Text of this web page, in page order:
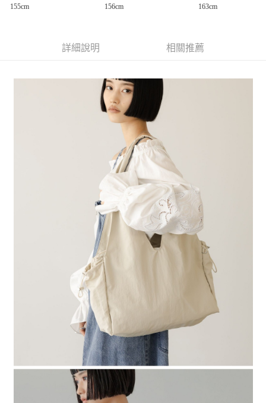
2.付款方式選擇「大哥付你分期」，訂單成立後會自動跳轉到大哥付的交易
3.實際核准額度、可分期數及費用金額請依後續交易確認頁面所載為準。
4.訂單成立30分鐘內，如未前往確認交易或遇審核未通過，訂單將自動取
1.分期款項不併入電信帳單，「大哥付你分期」於每月結算日後寄送繳費提
2.透過簡訊連結打開帳單後，可選擇「超商條碼／台灣大直營門市／銀行轉
帳／街口支付／iPASS MONEY」等通路繳費。
1.本服務係由「台灣大哥大股份有限公司」（以下簡稱本公司）所提供，讓
用戶於交易時，得透過本服務購買商品或服務，並由商店將買賣／分期付款
買賣價金債權讓與本公司後，依約使用本公司帳單繳交帳款。
2.基於同意付款使用「大哥付你分期」之契約關係目的，商店將以您的個人
資料（包含姓名、電話或地址）提供予台灣大哥大進項蒐集、處理及利用，
由本公司與您本人進行分期帳單所需資料之確認、核對及更正。
3.完整用戶服務條款，請詳閱以下連結：
https://oppay.tw/userRule
３．安心：先確認商品／服務後，再付款。
【「AFTEE先享後付」結帳流程】
１．於結帳方式選擇「AFTEE先享後付」後，將跳轉至「AFTEE先享後付」
結帳頁面，進行簡訊認證並確認金額後，即可完成結帳。
２．訂單成立數日內，您將收到繳費通知簡訊。
３．收到繳費通知簡訊後14天內，點擊此簡訊中的連結，可透過四大超商／
ATM／網路銀行／等多元方式進行付款，方視為交易完成。
※ 請注意：結帳手續完成當下不需立刻繳費，但若您需要取消訂單，請聯絡
購買商品的店家。未經商家同意取消之訂單仍視為有效，需透過AFTEE先享
※ 交易是否成功請以「AFTEE先享後付 」之結帳頁面顯示為準，若有關於
是否繳費成功／繳費後需取消欲退款等相關疑問，請聯繫「AFTEE先享後付
https://netprotections.freshdesk.com/support/home
１．透過由恩沛科技股份有限公司提供之「AFTEE先享後付」服務完成之交
易，需依本服務之必要範圍內提供個人資料，並將交易相關給付款項請求債
權轉讓予恩沛科技股份有限公司。
２．關於個人資料處理事宜，請瀏覽以下網址：
https://aftee.tw/terms/#terms3
３．未成年的使用者請事先徵得法定代理人或監護人之同意方可使用
「AFTEE先享後付」，若未經同意申辦者引起之損失，本公司不負相關責
４．使用「AFTEE先享後付」時，將依據個別帳號之用戶狀況，依本公司即
時審查核予不同之上限額度；若仍有額度不足之情形，本公司將視審查結果
請求用戶進行身份認證。
５．嚴禁一人註冊多個帳號或使用他人資訊註冊。若發現惡意使用之情形，
恩沛科技股份有限公司將有權停止該用戶之使用額度並採取法律行動。
每筆NT$80，滿NT$888(含以上)免運費
每筆NT$80，滿NT$888(含以上)免運費
每筆NT$80，滿NT$1,500(含以上)免運費
每筆NT$80，滿NT$1,500(含以上)免運費
每筆NT$80，滿NT$1,500(含以上)免運費
155cm
156cm
163cm
詳細說明 相關推薦